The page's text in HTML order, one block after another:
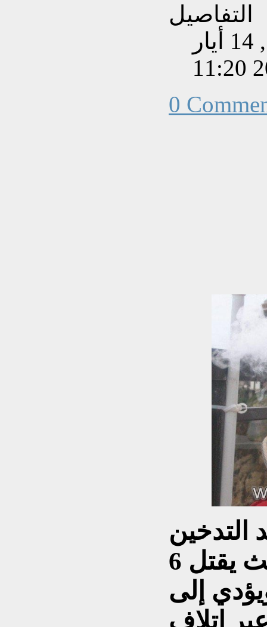
التفاصيل
تم إنشاءه بتاريخ الخميس, 14 أيار
0
التدخين
سبباً رئيسياً للوفاة، حيث يقتل 6
إلى
إتلاف